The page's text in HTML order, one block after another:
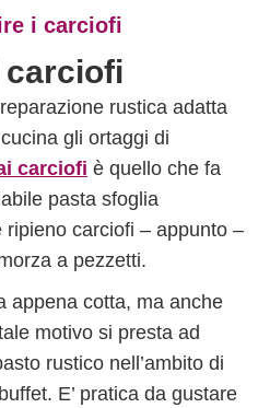
i carciofi
carciofi
rustica adatta
gli ortaggi di
carciofi è quello che fa
pasta sfoglia
carciofi – appunto –
a pezzetti.
appena cotta, ma anche
motivo si presta ad
rustico nell’ambito di
E’ pratica da gustare